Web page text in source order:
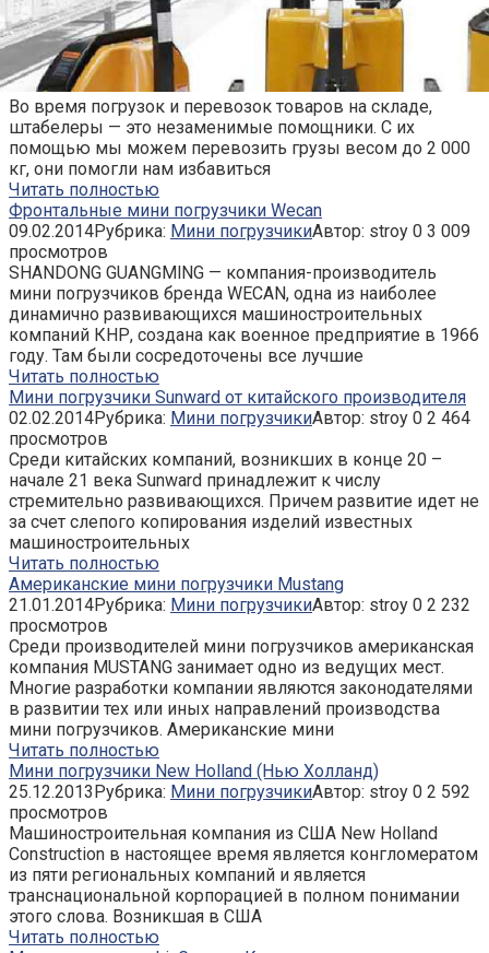
Во время погрузок и перевозок товаров на складе,
штабелеры — это незаменимые помощники. С их
помощью мы можем перевозить грузы весом до 2 000
кг, они помогли нам избавиться
Читать полностью
Фронтальные мини погрузчики Wecan
09.02.2014Рубрика: Мини погрузчикиАвтор: stroy 0 3 009
просмотров
SHANDONG GUANGMlNG — компания-производитель
мини погрузчиков бренда WECAN, одна из наиболее
динамично развивающихся машиностроительных
компаний КНР, создана как военное предприятие в 1966
году. Там были сосредоточены все лучшие
Читать полностью
Мини погрузчики Sunward от китайского производителя
02.02.2014Рубрика: Мини погрузчикиАвтор: stroy 0 2 464
просмотров
Среди китайских компаний, возникших в конце 20 –
начале 21 века Sunward принадлежит к числу
стремительно развивающихся. Причем развитие идет не
за счет слепого копирования изделий известных
машиностроительных
Читать полностью
Американские мини погрузчики Mustang
21.01.2014Рубрика: Мини погрузчикиАвтор: stroy 0 2 232
просмотров
Среди производителей мини погрузчиков американская
компания MUSTANG занимает одно из ведущих мест.
Многие разработки компании являются законодателями
в развитии тех или иных направлений производства
мини погрузчиков. Американские мини
Читать полностью
Мини погрузчики New Holland (Нью Холланд)
25.12.2013Рубрика: Мини погрузчикиАвтор: stroy 0 2 592
просмотров
Машиностроительная компания из США New Holland
Construction в настоящее время является конгломератом
из пяти региональных компаний и является
транснациональной корпорацией в полном понимании
этого слова. Возникшая в США
Читать полностью